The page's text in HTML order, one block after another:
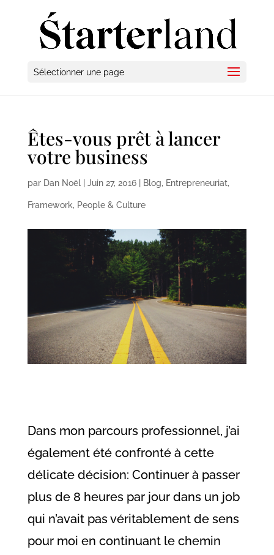
Sélectionner une page
Êtes-vous prêt à lancer
votre business
par Dan Noël| Juin 27, 2016| Blog, Entrepreneuriat,
Framework, People & Culture
Dans mon parcours professionnel, j’ai
également été confronté à cette
délicate décision: Continuer à passer
plus de 8 heures par jour dans un job
qui n’avait pas véritablement de sens
pour moi en continuant le chemin